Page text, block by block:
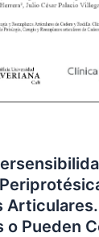
o Pueden